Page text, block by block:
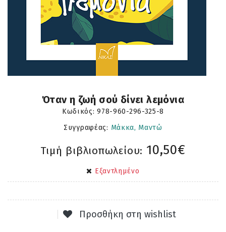
Όταν η ζωή σού δίνει λεµόνια
Κωδικός:978-960-296-325-8
Συγγραφέας: Μάκκα, Μαντώ
Τιμή βιβλιοπωλείου: 10,50€
Εξαντλημένο
Προσθήκη στη wishlist